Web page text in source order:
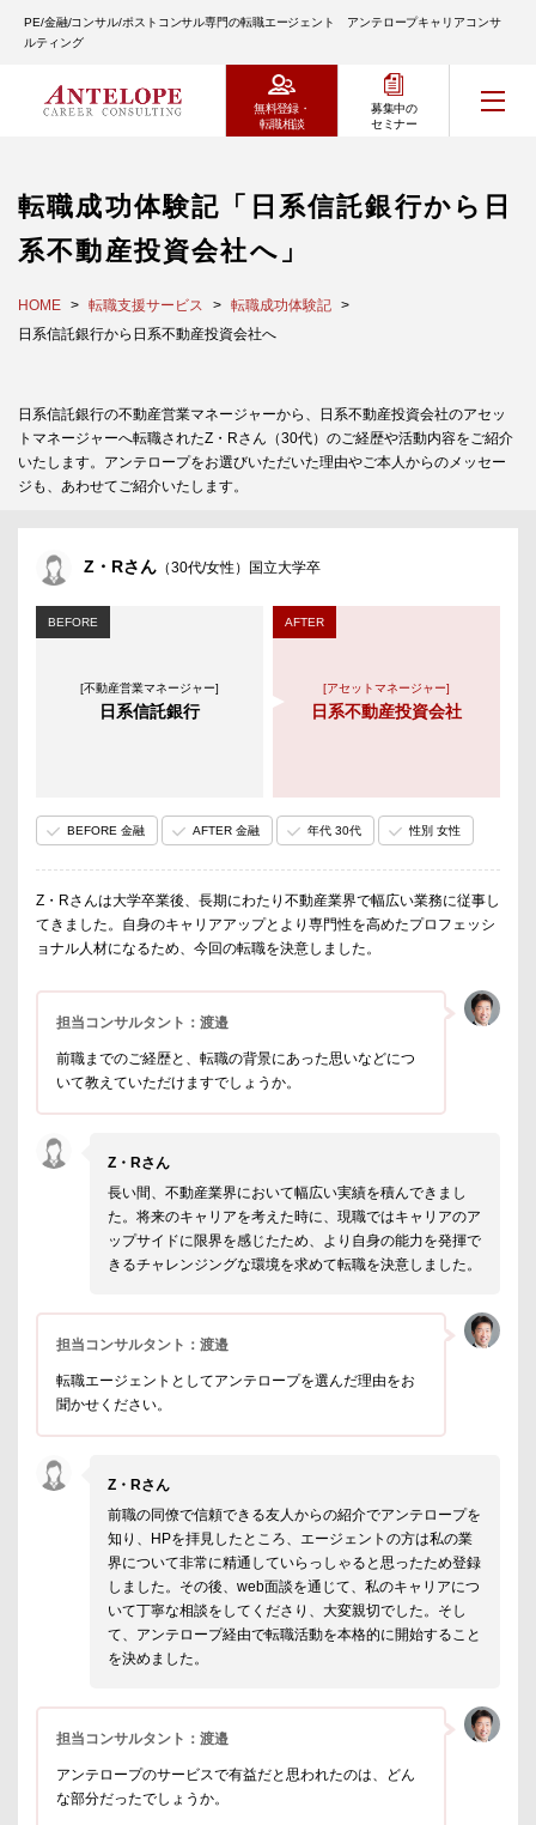
PE/金融/コンサル/ポストコンサル専門の転職エージェント アンテロープキャリアコンサ
ルティング
無料登録・
転職相談
募集中の
セミナー
転職成功体験記「日系信託銀行から日
系不動産投資会社へ」
HOME 転職支援サービス
転職成功体験記
日系信託銀行から日系不動産投資会社へ
日系信託銀行の不動産営業マネージャーから、日系不動産投資会社のアセッ
トマネージャーへ転職されたZ・Rさん（30代）のご経歴や活動内容をご紹介
いたします。アンテロープをお選びいただいた理由やご本人からのメッセー
ジも、あわせてご紹介いたします。
Z・Rさん （30代/女性）国立大学卒
BEFORE
[不動産営業マネージャー]
日系信託銀行
AFTER
[アセットマネージャー]
日系不動産投資会社
BEFORE 金融 AFTER 金融 年代 30代 性別 女性
Z・Rさんは大学卒業後、長期にわたり不動産業界で幅広い業務に従事し
てきました。自身のキャリアアップとより専門性を高めたプロフェッシ
ョナル人材になるため、今回の転職を決意しました。
担当コンサルタント：渡邉
前職までのご経歴と、転職の背景にあった思いなどにつ
いて教えていただけますでしょうか。
Z・Rさん
長い間、不動産業界において幅広い実績を積んできまし
た。将来のキャリアを考えた時に、現職ではキャリアのア
ップサイドに限界を感じたため、より自身の能力を発揮で
きるチャレンジングな環境を求めて転職を決意しました。
担当コンサルタント：渡邉
転職エージェントとしてアンテロープを選んだ理由をお
聞かせください。
Z・Rさん
前職の同僚で信頼できる友人からの紹介でアンテロープを
知り、HPを拝見したところ、エージェントの方は私の業
界について非常に精通していらっしゃると思ったため登録
しました。その後、web面談を通じて、私のキャリアにつ
いて丁寧な相談をしてくださり、大変親切でした。そし
て、アンテロープ経由で転職活動を本格的に開始すること
を決めました。
担当コンサルタント：渡邉
アンテロープのサービスで有益だと思われたのは、どん
な部分だったでしょうか。